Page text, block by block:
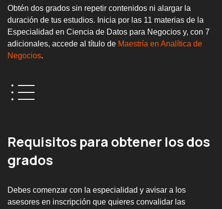
Obtén dos grados sin repetir contenidos ni alargar la
duración de tus estudios. Inicia por las 11 materias de la
Especialidad en Ciencia de Datos para Negocios y, con 7
adicionales, accede al título de Maestría en Analítica de
Negocios.
Requisitos para obtener los dos
grados
Debes comenzar con la especialidad y avisar a los
asesores en inscripción que quieres convalidar las